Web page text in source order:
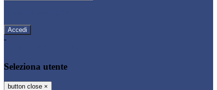
-
Seleziona utente
button close ×